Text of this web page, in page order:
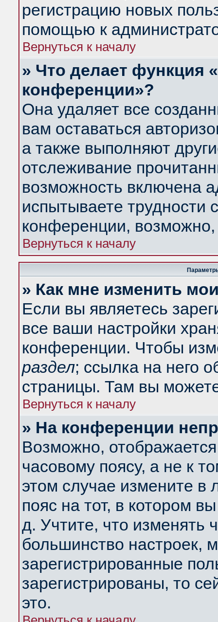
регистрацию новых
помощью к
Вернуться к началу
» Что делает функция
конференции»?
Она удаляет все
вам оставаться
а также выполняют
отслеживание
возможность включена
испытываете трудности
конференции,
Вернуться к началу
» Как мне изменить
Если вы являетесь
все ваши настройки
конференции. Чтобы
раздел; ссылка на него
страницы. Там вы
Вернуться к началу
» На конференции
Возможно,
часовому поясу, а не к
этом случае измените в
пояс на тот, в котором
д. Учтите, что изменять
большинство настроек,
зарегистрированные
зарегистрированы, то
это.